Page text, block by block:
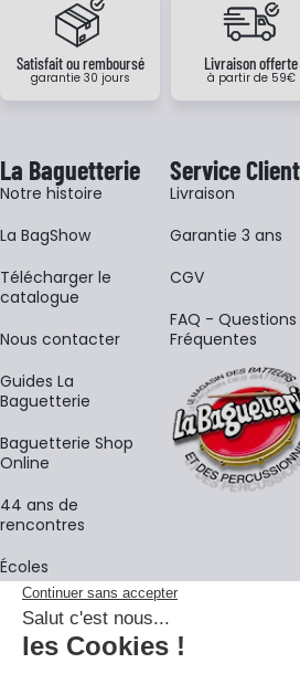
Satisfait ou remboursé
garantie 30 jours
Livraison offerte
à partir de 59€
La Baguetterie
Notre histoire
La BagShow
​Télécharger le
catalogue
Nous contacter
Guides La
Baguetterie
Baguetterie Shop
Online
44 ans de
rencontres
Écoles
Service Client
Livraison
Garantie 3 ans
CGV
FAQ - Questions
Fréquentes
La newsletter
Adresse e-mail